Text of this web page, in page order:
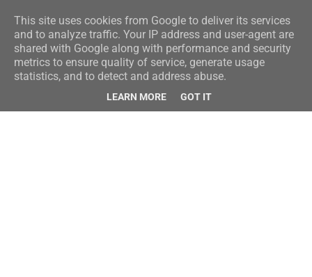
This site uses cookies from Google to deliver its services
and to analyze traffic. Your IP address and user-agent are
shared with Google along with performance and security
metrics to ensure quality of service, generate usage
statistics, and to detect and address abuse.
LEARN MORE GOT IT